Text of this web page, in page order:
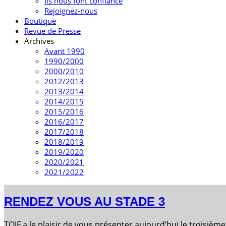
Rejoignez-nous
Boutique
Revue de Presse
Archives
Avant 1990
1990/2000
2000/2010
2012/2013
2013/2014
2014/2015
2015/2016
2016/2017
2017/2018
2018/2019
2019/2020
2020/2021
2021/2022
RENDEZ VOUS AU STADE 3